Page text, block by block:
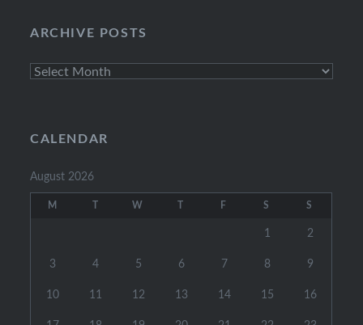
ARCHIVE POSTS
Archive
CALENDAR
August 2026
M W F S S
1 2
3 4 5 6 7 8 9
10 11 12 13 14 15 16